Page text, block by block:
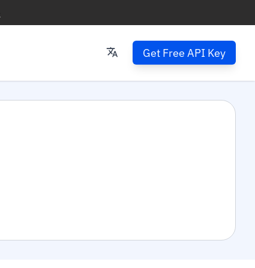
Get Free API Key